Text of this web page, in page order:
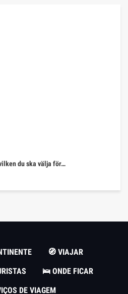
du ska välja för…
🧭 VIAJAR
🛌 ONDE FICAR
DE VIAGEM